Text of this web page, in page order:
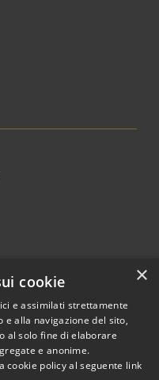
Copyright © 2026 • Comune di
Casalbore • Powered by
×
cookie
e assimilati strettamente
alla navigazione del sito,
al solo fine di elaborare
e anonime.
cookie policy al seguente link